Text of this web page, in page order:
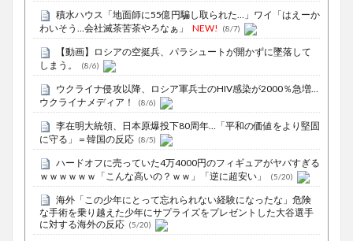
積水ハウス「地面師に55億円騙し取られた…」ワイ「はえーか
わいそう…会社滅茶苦茶やろなぁ」
NEW! (8/7)
【動画】ロシアの空挺兵、パラシュートが開かずに墜落して
しまう。
(8/6)
ウクライナ侵攻以降、ロシア軍兵士のHIV感染が2000％急増…
ウクライナメディア！
(8/6)
李在明大統領、日本原爆投下80周年…「平和の価値をより堅固
に守る」＝韓国の反応 (8/5)
ハードオフに売っていた4万4000円のフィギュアがヤバすぎる
ｗｗｗｗｗｗ「こんな高いの？ｗｗ」「逆に超安い」
(5/20)
海外「この少年にとって忘れられない経験になったな」危険
な手術を乗り越えた少年にサプライズをプレゼントした大谷選手
に対する海外の反応 (5/20)